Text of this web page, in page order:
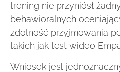
trening nie przyniósł
behawioralnych
zdolność przyjmowania
takich jak test wideo
Wniosek jest